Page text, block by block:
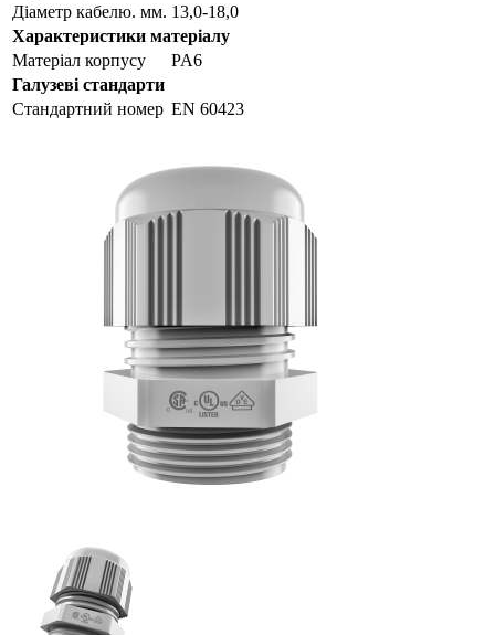
Діаметр кабелю. мм. 13,0-18,0
Характеристики матеріалу
Матеріал корпусу
PA6
Галузеві стандарти
Стандартний номер EN 60423